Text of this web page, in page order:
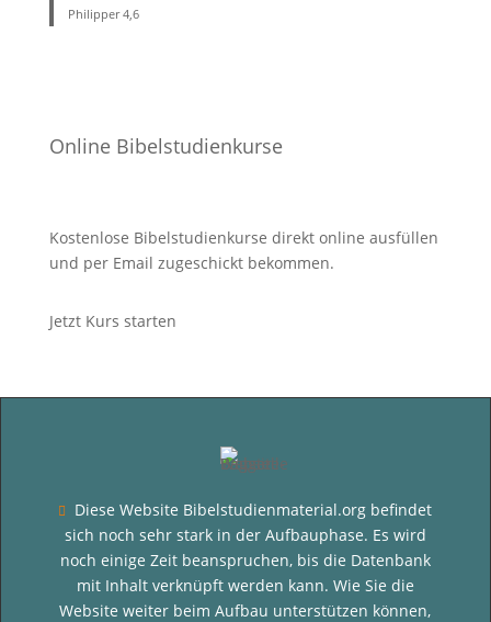
Philipper 4,6
Online Bibelstudienkurse
Kostenlose Bibelstudienkurse direkt online ausfüllen
und per Email zugeschickt bekommen.
Jetzt Kurs starten

Diese Website Bibelstudienmaterial.org befindet
sich noch sehr stark in der Aufbauphase. Es wird
noch einige Zeit beanspruchen, bis die Datenbank
mit Inhalt verknüpft werden kann. Wie Sie die
Website weiter beim Aufbau unterstützen können,